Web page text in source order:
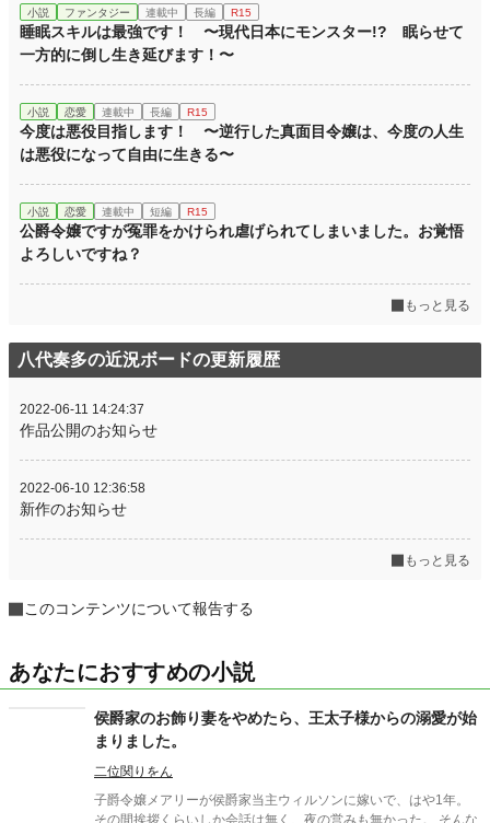
小説 ファンタジー 連載中 長編 R15
睡眠スキルは最強です！ 〜現代日本にモンスター!? 眠らせて
一方的に倒し生き延びます！〜
小説 恋愛 連載中 長編 R15
今度は悪役目指します！ 〜逆行した真面目令嬢は、今度の人生
は悪役になって自由に生きる〜
小説 恋愛 連載中 短編 R15
公爵令嬢ですが冤罪をかけられ虐げられてしまいました。お覚悟
よろしいですね？
もっと見る
八代奏多の近況ボードの更新履歴
2022-06-11 14:24:37
作品公開のお知らせ
2022-06-10 12:36:58
新作のお知らせ
もっと見る
このコンテンツについて報告する
あなたにおすすめの小説
侯爵家のお飾り妻をやめたら、王太子様からの溺愛が始
まりました。
二位関りをん
子爵令嬢メアリーが侯爵家当主ウィルソンに嫁いで、はや1年。
その間挨拶くらいしか会話は無く、夜の営みも無かった。 そんな